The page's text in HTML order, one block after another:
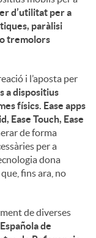
d’utilitat per a
paràlisi
tremolors
i l’aposta per
a dispositius
físics. Ease apps
Ease Touch, Ease
de forma
per a
dona
fins ara, no
de diverses
de